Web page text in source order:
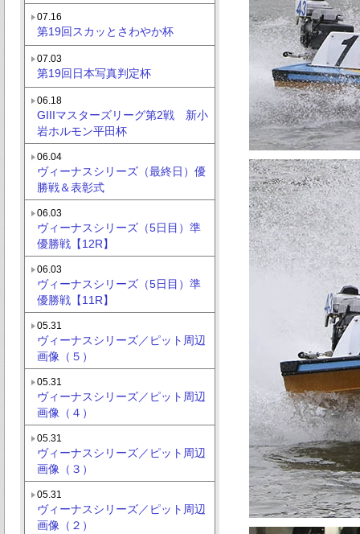
07.16
第19回スカッとさわやか杯
07.03
第19回日本写真判定杯
06.18
GIIIマスターズリーグ第2戦 新小
岩ホルモン平田杯
06.04
ヴィーナスシリーズ（最終日）優
勝戦＆表彰式
06.03
ヴィーナスシリーズ（5日目）準
優勝戦【12R】
06.03
ヴィーナスシリーズ（5日目）準
優勝戦【11R】
05.31
ヴィーナスシリーズ／ピット周辺
画像（５）
05.31
ヴィーナスシリーズ／ピット周辺
画像（４）
05.31
ヴィーナスシリーズ／ピット周辺
画像（３）
05.31
ヴィーナスシリーズ／ピット周辺
画像（２）